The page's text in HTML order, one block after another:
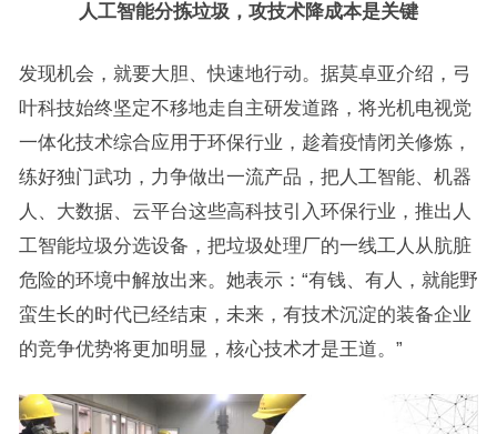
人工智能分拣垃圾，攻技术降成本是关键
发现机会，就要大胆、快速地行动。据莫卓亚介绍，弓
叶科技始终坚定不移地走自主研发道路，将光机电视觉
一体化技术综合应用于环保行业，趁着疫情闭关修炼，
练好独门武功，力争做出一流产品，把人工智能、机器
人、大数据、云平台这些高科技引入环保行业，推出人
工智能垃圾分选设备，把垃圾处理厂的一线工人从肮脏
危险的环境中解放出来。她表示：“有钱、有人，就能野
蛮生长的时代已经结束，未来，有技术沉淀的装备企业
的竞争优势将更加明显，核心技术才是王道。”